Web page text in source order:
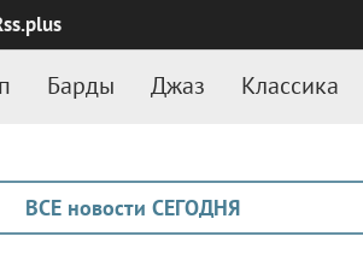
Барды Джаз Классика
ВСЕ новости СЕГОДНЯ